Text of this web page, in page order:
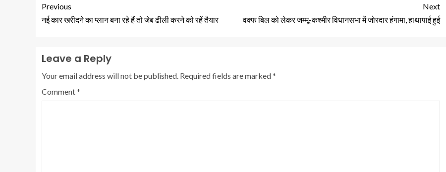
Previous
नई कार खरीदने का प्लान बना रहे हैं तो जेब ढीली करने को रहें तैयार
Next
वक्फ बिल को लेकर जम्मू-कश्मीर विधानसभा में जोरदार हंगामा, हाथापाई हुई
Leave a Reply
Your email address will not be published. Required fields are marked*
Comment*